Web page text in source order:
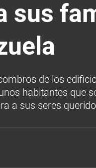
sus
de los
habitantes que
a sus seres